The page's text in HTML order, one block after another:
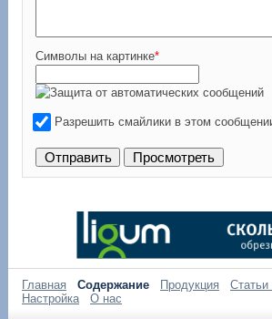
Символы на картинке*
Разрешить смайлики в этом
Главная Содержание Продукция Статьи
Настройка
О нас